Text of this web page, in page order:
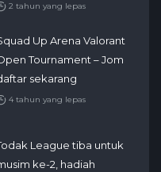
2 tahun yang lepas
Up Arena Valorant
Tournament – Jom
sekarang
4 tahun yang lepas
League tiba untuk
ke-2, hadiah